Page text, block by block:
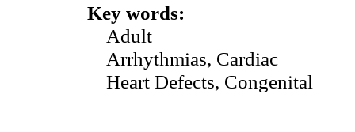
Key words:
Adult
Arrhythmias, Cardiac
Heart Defects, Congenital